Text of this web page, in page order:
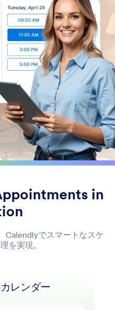
in
Calendlyでスマートなスケ
を実現。
レンダー